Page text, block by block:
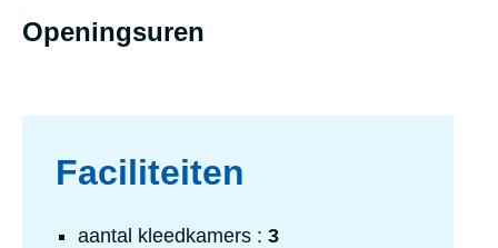
Openingsuren
Faciliteiten
aantal kleedkamers : 3